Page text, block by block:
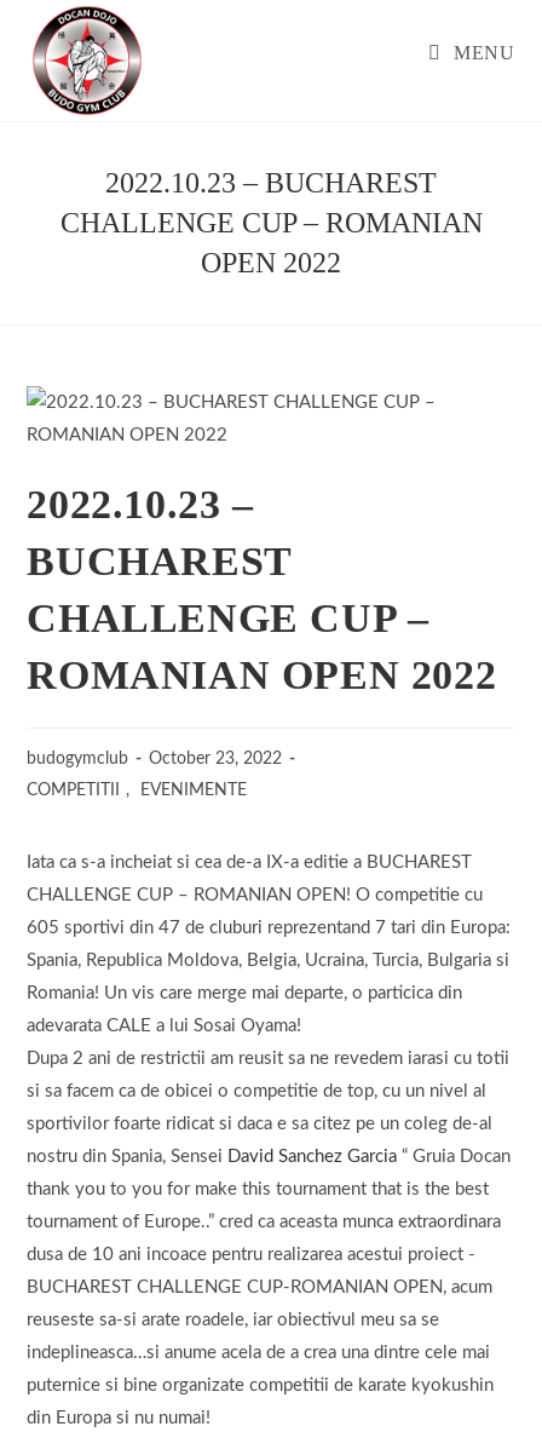
content
MENU
2022.10.23 – BUCHAREST
CHALLENGE CUP – ROMANIAN
OPEN 2022
2022.10.23 –
BUCHAREST
CHALLENGE CUP –
ROMANIAN OPEN 2022
budogymclub
October 23, 2022
COMPETITII
, EVENIMENTE
Iata ca s-a incheiat si cea de-a IX-a editie a BUCHAREST
CHALLENGE CUP – ROMANIAN OPEN! O competitie cu
605 sportivi din 47 de cluburi reprezentand 7 tari din Europa:
Spania, Republica Moldova, Belgia, Ucraina, Turcia, Bulgaria si
Romania! Un vis care merge mai departe, o particica din
adevarata CALE a lui Sosai Oyama!
Dupa 2 ani de restrictii am reusit sa ne revedem iarasi cu totii
si sa facem ca de obicei o competitie de top, cu un nivel al
sportivilor foarte ridicat si daca e sa citez pe un coleg de-al
nostru din Spania, Sensei David Sanchez Garcia “ Gruia Docan
thank you to you for make this tournament that is the best
tournament of Europe..” cred ca aceasta munca extraordinara
dusa de 10 ani incoace pentru realizarea acestui proiect -
BUCHAREST CHALLENGE CUP-ROMANIAN OPEN, acum
reuseste sa-si arate roadele, iar obiectivul meu sa se
indeplineasca…si anume acela de a crea una dintre cele mai
puternice si bine organizate competitii de karate kyokushin
din Europa si nu numai!